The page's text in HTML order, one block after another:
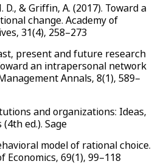
D., & Griffin, A. (2017). Toward a
change. Academy of
31(4), 258–273
present and future research
an intrapersonal network
Annals, 8(1), 589–
and organizations: Ideas,
ed.). Sage
model of rational choice.
Economics, 69(1), 99–118